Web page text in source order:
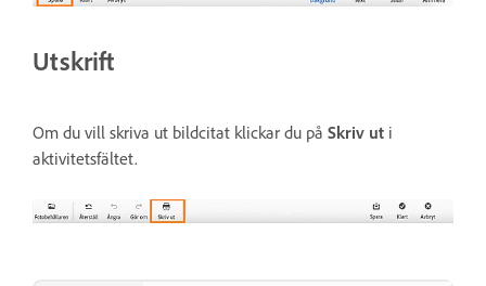
Utskrift
Om du vill skriva ut bildcitat klickar du på Skriv ut i
aktivitetsfältet.